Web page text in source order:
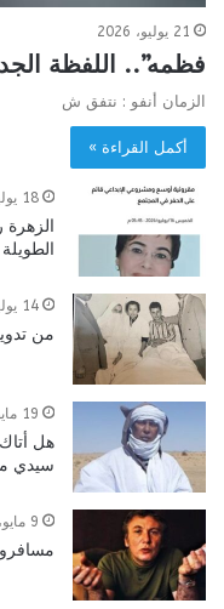
21 يوليو، 2026
فظمه”.. اللفظة
الزمان أنفو : نتفق ش
أكمل القراءة »
18 يوليو، 2026
الزهرة
14 يوليو، 2026
من
19 مايو، 2026
هل
سيدي
9 مايو، 2026